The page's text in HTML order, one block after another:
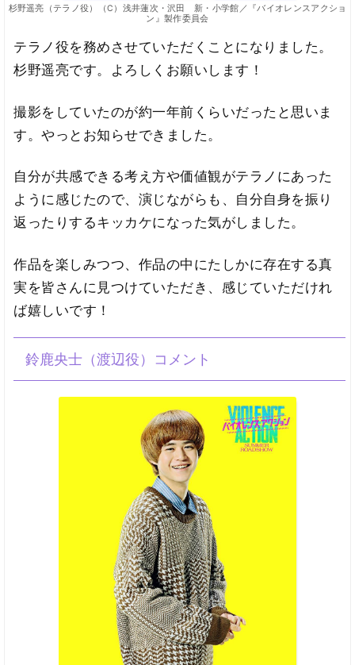
杉野遥亮（テラノ役）（C）浅井蓮次・沢田 新・小学館／『バイオレンスアクショ
ン』製作委員会
テラノ役を務めさせていただくことになりました。
杉野遥亮です。よろしくお願いします！
撮影をしていたのが約一年前くらいだったと思いま
す。やっとお知らせできました。
自分が共感できる考え方や価値観がテラノにあった
ように感じたので、演じながらも、自分自身を振り
返ったりするキッカケになった気がしました。
作品を楽しみつつ、作品の中にたしかに存在する真
実を皆さんに見つけていただき、感じていただけれ
ば嬉しいです！
鈴鹿央士（渡辺役）コメント